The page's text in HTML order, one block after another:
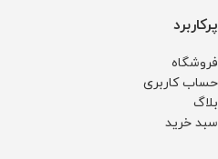
پرکاربرد
فروشگاه
حساب کاربری
بلاگ
سبد خرید